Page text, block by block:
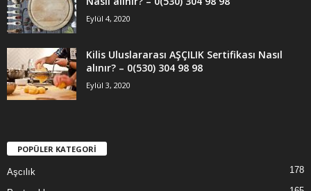
Eylül 4, 2020
Kilis Uluslararası AŞÇILIK Sertifikası Nasıl
alınır? – 0(530) 304 98 98
Eylül 3, 2020
POPÜLER KATEGORİ
Aşcılık 178